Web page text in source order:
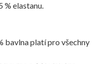
% elastanu.
bavlna platí pro všechny